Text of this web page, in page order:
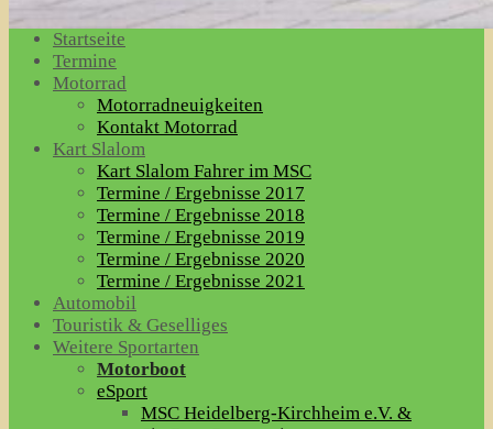
Startseite
Termine
Motorrad
Motorradneuigkeiten
Kontakt Motorrad
Kart Slalom
Kart Slalom Fahrer im MSC
Termine / Ergebnisse 2017
Termine / Ergebnisse 2018
Termine / Ergebnisse 2019
Termine / Ergebnisse 2020
Termine / Ergebnisse 2021
Automobil
Touristik & Geselliges
Weitere Sportarten
Motorboot
eSport
MSC Heidelberg-Kirchheim e.V. &